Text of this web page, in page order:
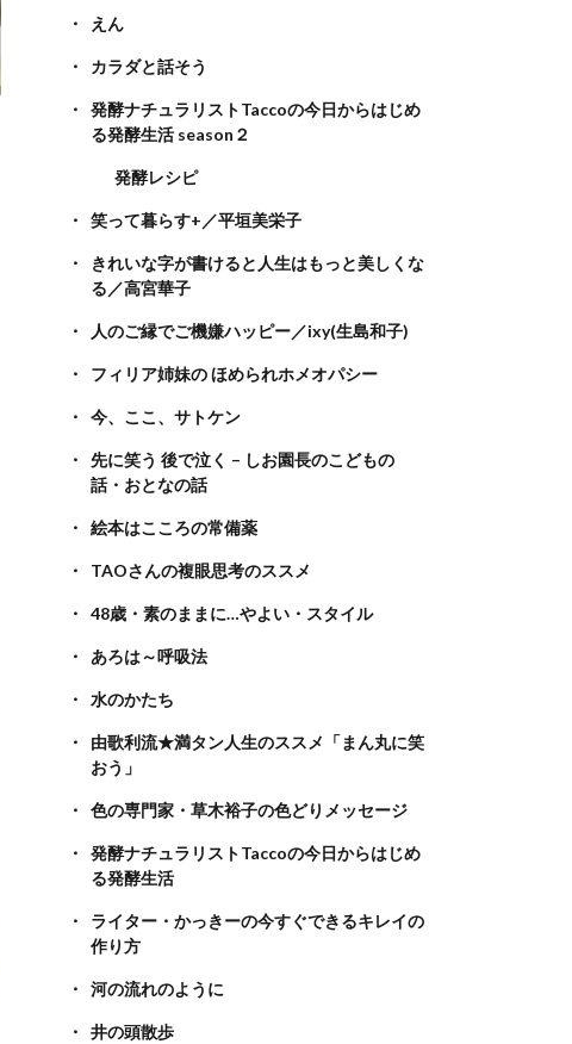
えん
カラダと話そう
発酵ナチュラリストTaccoの今日からはじめ
る発酵生活 season２
発酵レシピ
笑って暮らす+／平垣美栄子
きれいな字が書けると人生はもっと美しくな
る／高宮華子
人のご縁でご機嫌ハッピー／ixy(生島和子)
フィリア姉妹の ほめられホメオパシー
今、ここ、サトケン
先に笑う 後で泣く – しお園長のこどもの
話・おとなの話
絵本はこころの常備薬
TAOさんの複眼思考のススメ
48歳・素のままに…やよい・スタイル
あろは～呼吸法
水のかたち
由歌利流★満タン人生のススメ「まん丸に笑
おう」
色の専門家・草木裕子の色どりメッセージ
発酵ナチュラリストTaccoの今日からはじめ
る発酵生活
ライター・かっきーの今すぐできるキレイの
作り方
河の流れのように
井の頭散歩